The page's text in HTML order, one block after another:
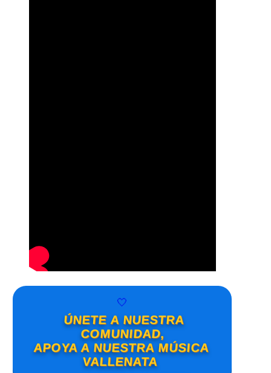
🤍
ÚNETE A NUESTRA
COMUNIDAD,
APOYA A NUESTRA MÚSICA
VALLENATA